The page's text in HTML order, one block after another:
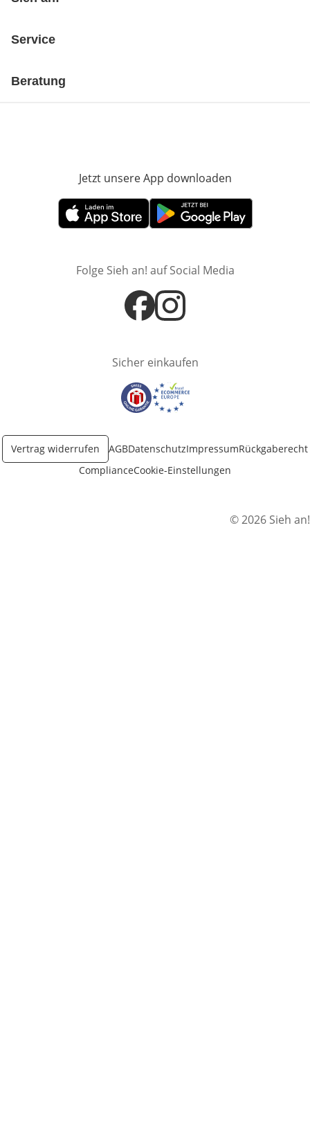
Service
Beratung
Jetzt unsere App downloaden
Öffnet in neuem FensterÖffnet in neuem Fenster
Folge Sieh an! auf Social Media
Öffnet in neuem Fenster
Öffnet in neuem Fenster
Sicher einkaufen
Öffnet in neuem Fenster
Öffnet in neuem Fenster
Vertrag widerrufen AGBDatenschutzImpressumRückgaberecht
ComplianceCookie-Einstellungen
© 2026 Sieh an!